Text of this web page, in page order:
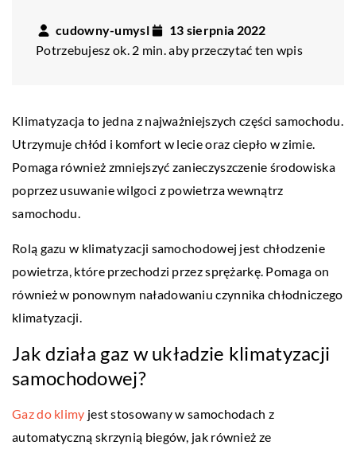
cudowny-umysl
13 sierpnia 2022
Potrzebujesz ok. 2 min. aby przeczytać ten wpis
Klimatyzacja to jedna z najważniejszych części samochodu.
Utrzymuje chłód i komfort w lecie oraz ciepło w zimie.
Pomaga również zmniejszyć zanieczyszczenie środowiska
poprzez usuwanie wilgoci z powietrza wewnątrz
samochodu.
Rolą gazu w klimatyzacji samochodowej jest chłodzenie
powietrza, które przechodzi przez sprężarkę. Pomaga on
również w ponownym naładowaniu czynnika chłodniczego
klimatyzacji.
Jak działa gaz w układzie klimatyzacji
samochodowej?
Gaz do klimy jest stosowany w samochodach z
automatyczną skrzynią biegów, jak również ze